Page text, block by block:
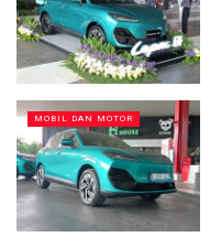
MOBIL DAN MOTOR